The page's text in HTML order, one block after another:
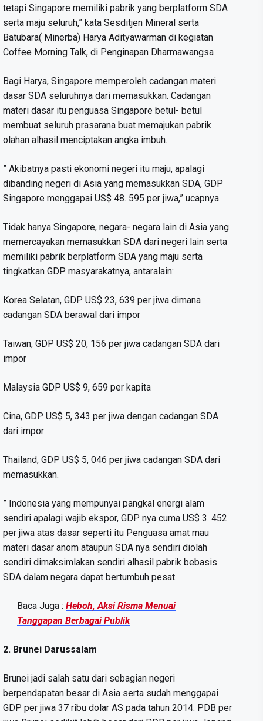
tetapi Singapore memiliki pabrik yang berplatform SDA
serta maju seluruh,” kata Sesditjen Mineral serta
Batubara( Minerba) Harya Adityawarman di kegiatan
Coffee Morning Talk, di Penginapan Dharmawangsa
Bagi Harya, Singapore memperoleh cadangan materi
dasar SDA seluruhnya dari memasukkan. Cadangan
materi dasar itu penguasa Singapore betul- betul
membuat seluruh prasarana buat memajukan pabrik
olahan alhasil menciptakan angka imbuh.
” Akibatnya pasti ekonomi negeri itu maju, apalagi
dibanding negeri di Asia yang memasukkan SDA, GDP
Singapore menggapai US$ 48. 595 per jiwa,” ucapnya.
Tidak hanya Singapore, negara- negara lain di Asia yang
memercayakan memasukkan SDA dari negeri lain serta
memiliki pabrik berplatform SDA yang maju serta
tingkatkan GDP masyarakatnya, antaralain:
Korea Selatan, GDP US$ 23, 639 per jiwa dimana
cadangan SDA berawal dari impor
Taiwan, GDP US$ 20, 156 per jiwa cadangan SDA dari
impor
Malaysia GDP US$ 9, 659 per kapita
Cina, GDP US$ 5, 343 per jiwa dengan cadangan SDA
dari impor
Thailand, GDP US$ 5, 046 per jiwa cadangan SDA dari
memasukkan.
” Indonesia yang mempunyai pangkal energi alam
sendiri apalagi wajib ekspor, GDP nya cuma US$ 3. 452
per jiwa atas dasar seperti itu Penguasa amat mau
materi dasar anom ataupun SDA nya sendiri diolah
sendiri dimaksimlakan sendiri alhasil pabrik bebasis
SDA dalam negara dapat bertumbuh pesat.
Baca Juga : Heboh, Aksi Risma Menuai
Tanggapan Berbagai Publik
2. Brunei Darussalam
Brunei jadi salah satu dari sebagian negeri
berpendapatan besar di Asia serta sudah menggapai
GDP per jiwa 37 ribu dolar AS pada tahun 2014. PDB per